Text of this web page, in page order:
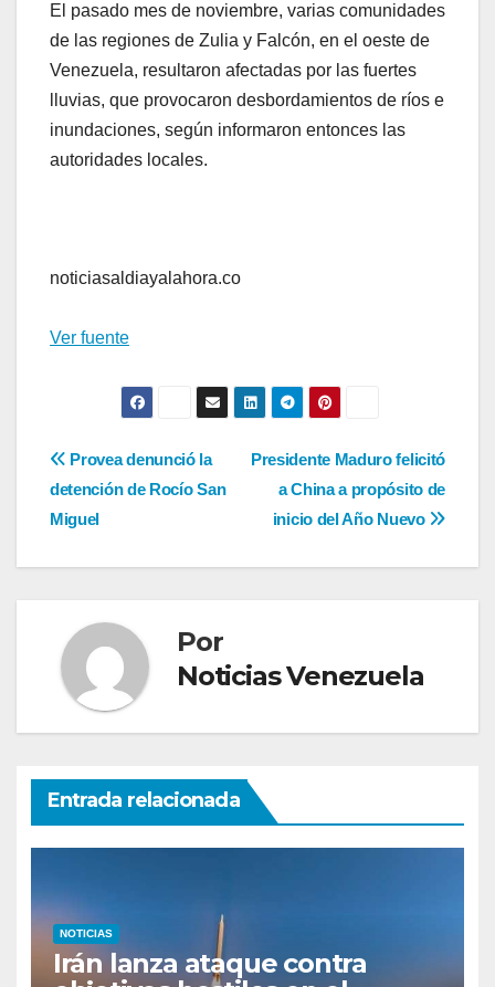
El pasado mes de noviembre, varias comunidades
de las regiones de Zulia y Falcón, en el oeste de
Venezuela, resultaron afectadas por las fuertes
lluvias, que provocaron desbordamientos de ríos e
inundaciones, según informaron entonces las
autoridades locales.
noticiasaldiayalahora.co
Ver fuente
Navegación
de
entradas
Presidente Maduro felicitó
a China a propósito de
inicio del Año Nuevo
Provea denunció la
detención de Rocío San
Miguel
Por
Noticias Venezuela
Entrada relacionada
NOTICIAS
Irán lanza ataque contra